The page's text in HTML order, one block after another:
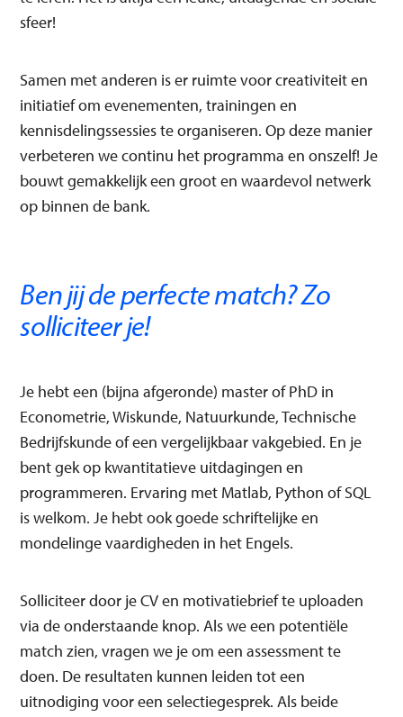
sfeer!
Samen met anderen is er ruimte voor creativiteit en
initiatief om evenementen, trainingen en
kennisdelingssessies te organiseren. Op deze manier
verbeteren we continu het programma en onszelf! Je
bouwt gemakkelijk een groot en waardevol netwerk
op binnen de bank.
Ben jij de perfecte match? Zo
solliciteer je!
Je hebt een (bijna afgeronde) master of PhD in
Econometrie, Wiskunde, Natuurkunde, Technische
Bedrijfskunde of een vergelijkbaar vakgebied. En je
bent gek op kwantitatieve uitdagingen en
programmeren. Ervaring met Matlab, Python of SQL
is welkom. Je hebt ook goede schriftelijke en
mondelinge vaardigheden in het Engels.
Solliciteer door je CV en motivatiebrief te uploaden
via de onderstaande knop. Als we een potentiële
match zien, vragen we je om een assessment te
doen. De resultaten kunnen leiden tot een
uitnodiging voor een selectiegesprek. Als beide